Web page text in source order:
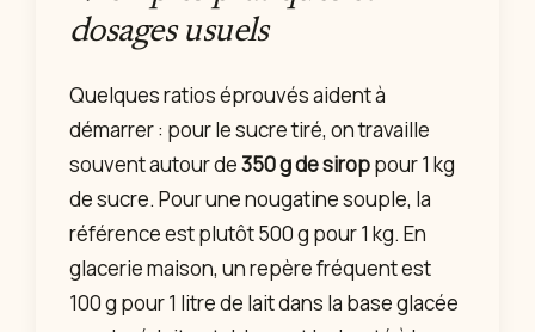
dosages usuels
Quelques ratios éprouvés aident à
démarrer : pour le sucre tiré, on travaille
souvent autour de350 g de siroppour 1 kg
de sucre. Pour une nougatine souple, la
référence est plutôt 500 g pour 1 kg. En
glacerie maison, un repère fréquent est
100 g pour 1 litre de lait dans la base glacée